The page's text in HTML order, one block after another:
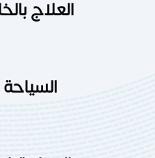
العلاج